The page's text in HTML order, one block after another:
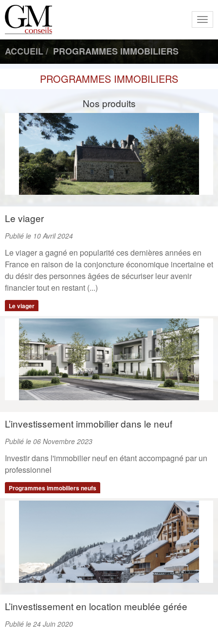
ACCUEIL PROGRAMMES IMMOBILIERS
PROGRAMMES IMMOBILIERS
Nos produits
Le viager
Publié le 10 Avril 2024
Le viager a gagné en popularité ces dernières années en
France en raison de la conjoncture économique incertaine et
du désir des personnes âgées de sécuriser leur avenir
financier tout en restant (...)
Le viager
L’investissement immobilier dans le neuf
Publié le 06 Novembre 2023
Investir dans l'immobilier neuf en étant accompagné par un
professionnel
Programmes immobiliers neufs
L’investissement en location meublée gérée
Publié le 24 Juin 2020